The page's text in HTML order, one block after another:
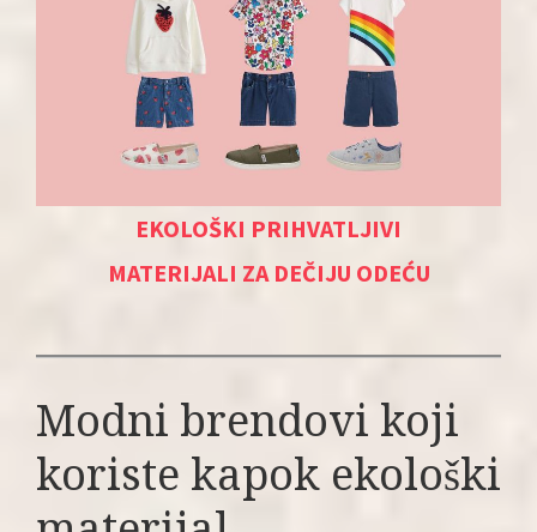
EKOLOŠKI PRIHVATLJIVI
MATERIJALI ZA DEČIJU ODEĆU
Modni brendovi koji
koriste kapok ekološki